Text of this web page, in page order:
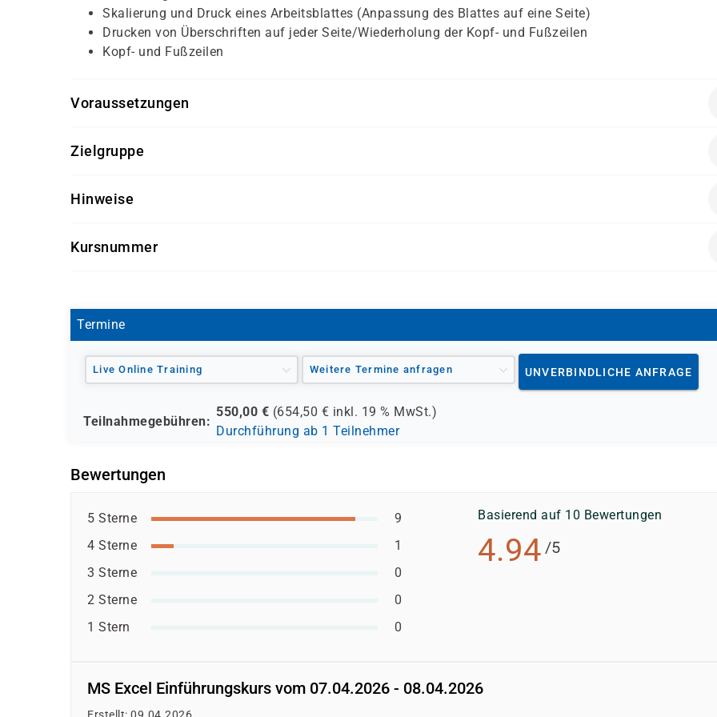
Skalierung und Druck eines Arbeitsblattes (Anpassung des Blattes auf eine Seite)
Drucken von Überschriften auf jeder Seite/Wiederholung der Kopf- und Fußzeilen
Kopf- und Fußzeilen
Voraussetzungen
Windows Grundkenntnisse
Zielgruppe
welche Besonderheiten bei Eingabe und Veränderung von Daten auftreten können und wie das Programm
Hinweise
Software-Version nach Kundenwunsch
Kursnummer
Termine
Live Online Training Weitere Termine anfragen UNVERBINDLICHE ANFRAGE
Teilnahmegebühren:
550,00 € (654,50 € inkl. 19 % MwSt.)
Durchführung ab 1 Teilnehmer
Bewertungen
5 Sterne
9
4 Sterne
1
3 Sterne
0
2 Sterne
0
1 Stern
0
Basierend auf 10 Bewertungen
4.94 /5
MS Excel Einführungskurs vom 07.04.2026 - 08.04.2026